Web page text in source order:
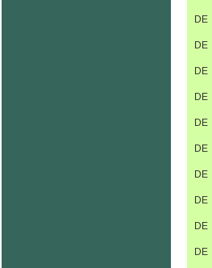
DE
DE
DE
DE
DE
DE
DE
DE
DE
DE